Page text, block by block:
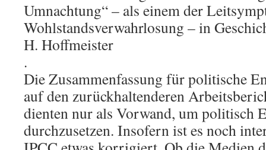
Umnachtung“ – als einem der
Wohlstandsverwahrlosung – in
H. Hoffmeister
.
Die Zusammenfassung für politische
auf den zurückhaltenderen
dienten nur als Vorwand, um politisch
durchzusetzen. Insofern ist es noch